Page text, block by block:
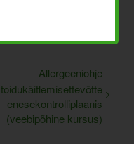
Allergeeniohje
toidukäitlemisettevõtte
enesekontrolliplaanis
(veebipõhine kursus)